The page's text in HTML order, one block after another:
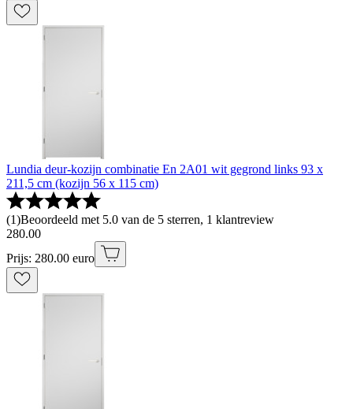
Lundia deur-kozijn combinatie En 2A01 wit gegrond links 93 x
211,5 cm (kozijn 56 x 115 cm)
(1)Beoordeeld met 5.0 van de 5 sterren, 1 klantreview
280.00
Prijs: 280.00 euro